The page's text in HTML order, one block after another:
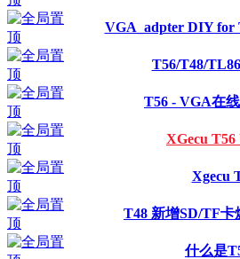
VGA_adpter DIY for
T56/T48/
T56 - VGA在
XGecu T56
Xgecu
T48 新增SD/TF
什么是